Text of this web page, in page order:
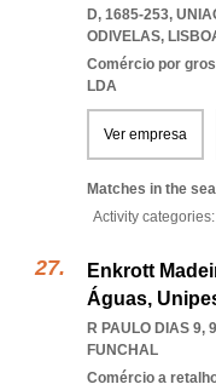
D, 1685-253,
ODIVELAS,
Comércio por
LDA
Ver empresa
Matches in the
Activity categories:
Enkrott
Águas,
R PAULO DIAS 9,
FUNCHAL
Comércio a